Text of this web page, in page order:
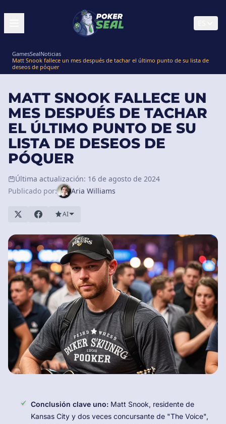
GamesSealNoticias
Matt Snook fallece un mes después de tachar el último punto de su lista de
deseos de póquer
MATT SNOOK FALLECE UN
MES DESPUÉS DE TACHAR
EL ÚLTIMO PUNTO DE SU
LISTA DE DESEOS DE
PÓQUER
Última actualización: 16 de agosto de 2024
Publicado por:
Aria Williams
AI
Conclusión clave uno:Matt Snook, residente de
Kansas City y dos veces concursante de "The Voice",